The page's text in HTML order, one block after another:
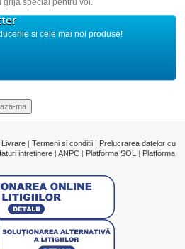
grija special pentru voi.
si cele mai noi produse!
Livrare | Termeni si conditii | Prelucrarea datelor cu
intretinere | ANPC | Platforma SOL | Platforma